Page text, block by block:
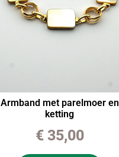
Armband met parelmoer en
ketting
€35,00